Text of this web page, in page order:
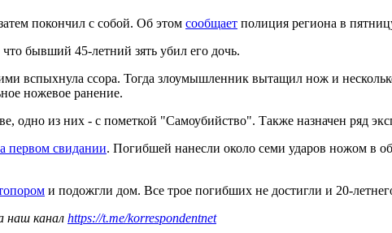
покончил с собой. Об этом сообщает полиция региона в
бывший 45-летний зять убил его дочь.
вспыхнула ссора. Тогда злоумышленник вытащил нож и
ножевое ранение.
одно из них - с пометкой "Самоубийство". Также назначен ряд
первом свидании. Погибшей нанесли около семи ударов ножом в
и подожгли дом. Все трое погибших не достигли и 20-
наш канал https://t.me/korrespondentnet